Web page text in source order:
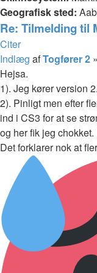
Geografisk sted:
Re: Tilmelding til
Citer
Indlæg afTogfører 2 »
Hejsa.
1). Jeg kører version
2). Pinligt men efter
ind i CS3 for at se
og her fik jeg chokket.
Det forklarer nok at